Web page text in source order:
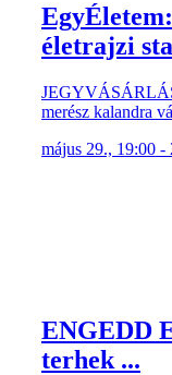
életrajzi
merész kalandra
május 29., 19:00 -
ENGEDD
terhek ...